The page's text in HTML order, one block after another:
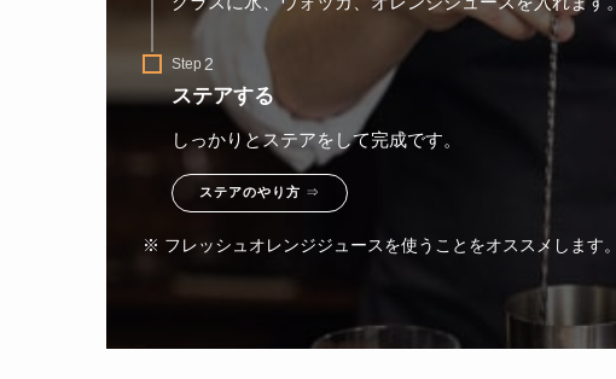
Step
ステアする
しっかりとステアをして完成です。
ステアのやり方 ⇒
※ フレッシュオレンジジュースを使うことをオススメします。